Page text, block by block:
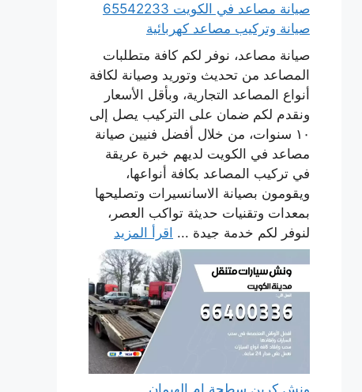
صيانة مصاعد في الكويت 65542233
صيانة وتركيب مصاعد كهربائية
صيانة مصاعد، نوفر لكم كافة متطلبات
المصاعد من تحديث وتوريد وصيانة لكافة
أنواع المصاعد التجارية، وبأقل الأسعار
ونقدم لكم ضمان على التركيب يصل إلى
١٠ سنوات، من خلال أفضل فنيين صيانة
مصاعد في الكويت لديهم خبرة عريقة
في تركيب المصاعد بكافة أنواعها،
ويقومون بصيانة الاسانسيرات وتصليحها
بمعدات وتقنيات حديثة تواكب العصر،
لنوفر لكم خدمة جيدة ... اقرأ المزيد
ونش كرين سطحة ام الهيمان